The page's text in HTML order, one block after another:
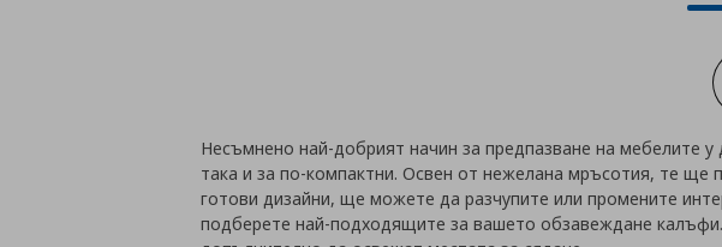
Несъмнено най-добрият начин за предпазване на мебелите
така и за по-компактни. Освен от нежелана мръсотия, те ще
готови дизайни, ще можете да разчупите или промените
подберете най-подходящите за вашето обзавеждане